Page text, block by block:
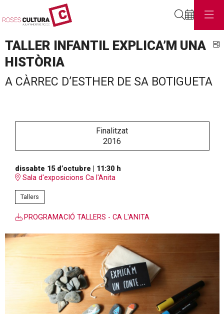
TALLER INFANTIL EXPLICA’M UNA
HISTÒRIA
A CÀRREC D’ESTHER DE SA BOTIGUETA
Finalitzat
2016
dissabte 15 d’octubre
11:30 h
Sala d'exposicions Ca l'Anita
Tallers
PROGRAMACIÓ TALLERS - CA L'ANITA